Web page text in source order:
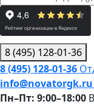
8 (495) 128-01-36
8 (495) 128-01-36
info@novatorgk.ru
Пн–Пт: 9:00–18:00